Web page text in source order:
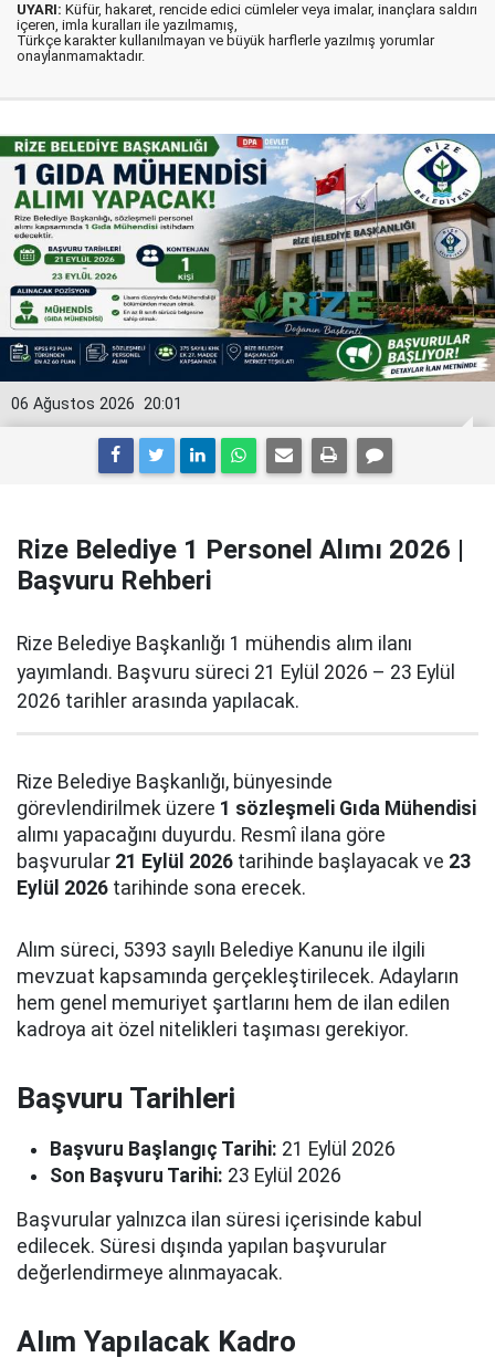
UYARI: Küfür, hakaret, rencide edici cümleler veya imalar, inançlara saldırı
içeren, imla kuralları ile yazılmamış,
Türkçe karakter kullanılmayan ve büyük harflerle yazılmış yorumlar
onaylanmamaktadır.
20:01
06 Ağustos 2026
Rize Belediye 1 Personel Alımı 2026 |
Başvuru Rehberi
Rize Belediye Başkanlığı 1 mühendis alım ilanı
yayımlandı. Başvuru süreci 21 Eylül 2026 – 23 Eylül
2026 tarihler arasında yapılacak.
Rize Belediye Başkanlığı, bünyesinde
görevlendirilmek üzere 1 sözleşmeli Gıda Mühendisi
alımı yapacağını duyurdu. Resmî ilana göre
başvurular 21 Eylül 2026 tarihinde başlayacak ve 23
Eylül 2026 tarihinde sona erecek.
Alım süreci, 5393 sayılı Belediye Kanunu ile ilgili
mevzuat kapsamında gerçekleştirilecek. Adayların
hem genel memuriyet şartlarını hem de ilan edilen
kadroya ait özel nitelikleri taşıması gerekiyor.
Başvuru Tarihleri
Başvuru Başlangıç Tarihi: 21 Eylül 2026
Son Başvuru Tarihi: 23 Eylül 2026
Başvurular yalnızca ilan süresi içerisinde kabul
edilecek. Süresi dışında yapılan başvurular
değerlendirmeye alınmayacak.
Alım Yapılacak Kadro